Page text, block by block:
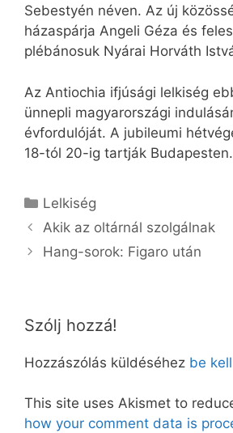
Sebestyén néven. Az új
házaspárja Angeli Géza és
plébánosuk Nyárai Horváth
Az Antiochia ifjúsági lelkiség
ünnepli magyarországi
évfordulóját. A jubileumi
18-tól 20-ig tartják Budapesten.
Kategória
Lelkiség
Akik az oltárnál szolgálnak
Hang-sorok: Figaro után
Szólj hozzá!
Hozzászólás küldéséhez be
This site uses Akismet to
how your comment data is